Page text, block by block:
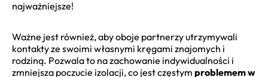
najważniejsze!
Ważne jest również, aby oboje partnerzy utrzymywali
kontakty ze swoimi własnymi kręgami znajomych i
rodziną. Pozwala to na zachowanie indywidualności i
zmniejsza poczucie izolacji, co jest częstym problemem w